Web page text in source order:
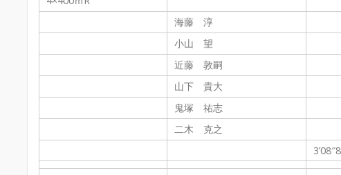
海藤 淳
小山 望
近藤 敦嗣
山下 貴大
鬼塚 祐志
二木 克之